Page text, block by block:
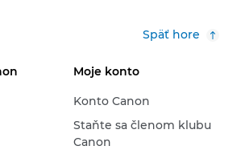
Späť hore
Moje konto
Konto Canon
Staňte sa členom klubu
Canon